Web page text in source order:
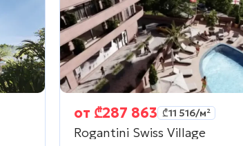
от ₾287 863 ₾11 516/м²
Rogantini Swiss Village